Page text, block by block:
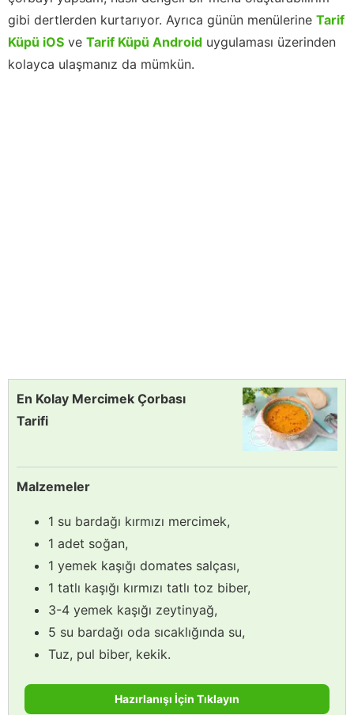
gibi dertlerden kurtarıyor. Ayrıca günün menülerine Tarif
Küpü iOS ve Tarif Küpü Android uygulaması üzerinden
kolayca ulaşmanız da mümkün.
En Kolay Mercimek Çorbası
Tarifi
Malzemeler
1 su bardağı kırmızı mercimek,
1 adet soğan,
1 yemek kaşığı domates salçası,
1 tatlı kaşığı kırmızı tatlı toz biber,
3-4 yemek kaşığı zeytinyağ,
5 su bardağı oda sıcaklığında su,
Tuz, pul biber, kekik.
Hazırlanışı İçin Tıklayın